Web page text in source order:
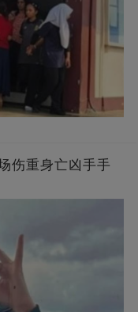
伤重身亡凶手手